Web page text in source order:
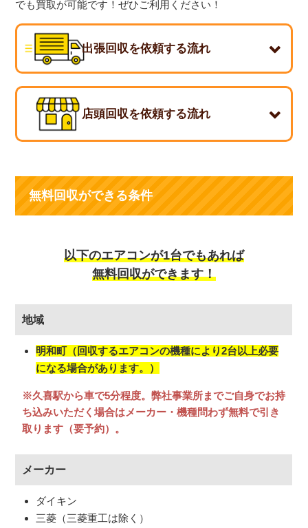
家電量販店の作業料金
明和町の出張回収・回収対応エリア
エアコン回収でよくある質問
でも買取が可能です！ぜひご利用ください！
出張回収を依頼する流れ
1. 型番・機種を調べる
エアコンの室内機に貼ってある製品シールに【製造年式】
い。
2.LINE・電話などでお問い合わせ
お電話、LINE、メールフォームからお問い合わせくださ
い。回収価格の目安を出させて頂きます。その時に、エア
コンの設置環境について伺うので実際にエアコンが目の前
店頭回収を依頼する流れ
お電話・LINE・メールにてエアコン回収のご予約をお願い
します。新品エアコンの場合は新品のエアコンを売りたい
無料回収ができる条件
以下のエアコンが1台でもあれば
無料回収ができます！
地域
明和町（回収するエアコンの機種により2台以上必要
になる場合があります。）
※久喜駅から車で5分程度。弊社事業所までご自身でお持
ち込みいただく場合はメーカー・機種問わず無料で引き
取ります（要予約）。
メーカー
ダイキン
三菱（三菱重工は除く）